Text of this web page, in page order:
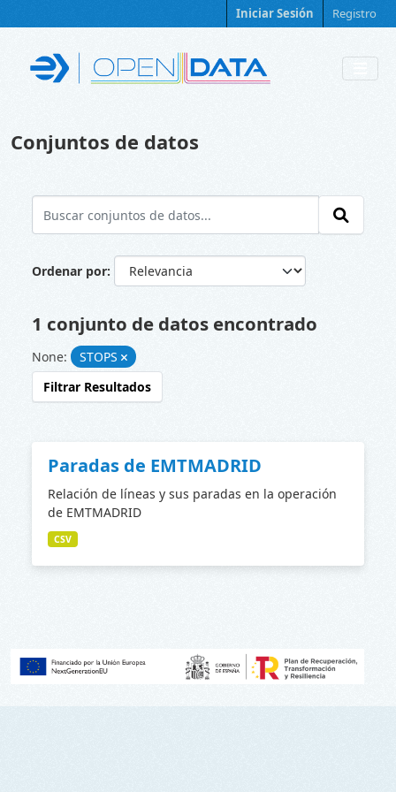
Iniciar Sesión Registro
Conjuntos de datos
Ordenar por
1 conjunto de datos encontrado
None:
STOPS
Filtrar Resultados
Paradas de EMTMADRID
Relación de líneas y sus paradas en la operación
de EMTMADRID
CSV